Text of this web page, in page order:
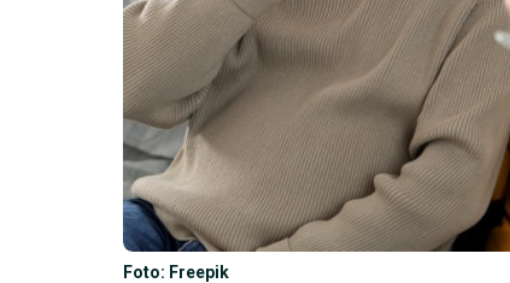
Foto: Freepik